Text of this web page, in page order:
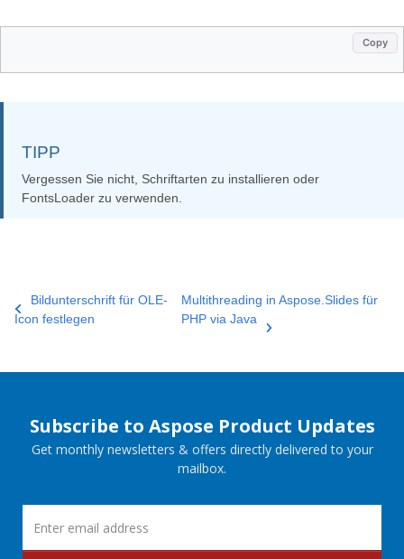
Copy
TIPP
Vergessen Sie nicht, Schriftarten zu installieren oder
FontsLoader zu verwenden.
Bildunterschrift für OLE-
Icon festlegen
Multithreading in Aspose.Slides für
PHP via Java
Subscribe to Aspose Product Updates
Get monthly newsletters & offers directly delivered to your
mailbox.